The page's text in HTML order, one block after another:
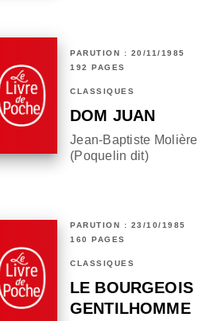
PARUTION : 20/11/1985
192 PAGES
CLASSIQUES
DOM JUAN
Jean-Baptiste Molière
(Poquelin dit)
PARUTION : 23/10/1985
160 PAGES
CLASSIQUES
LE BOURGEOIS
GENTILHOMME